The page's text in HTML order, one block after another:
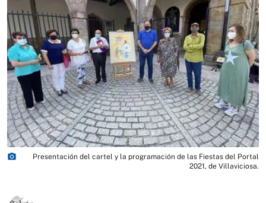
photo_camera
Presentación del cartel y la programación de las Fiestas del Portal
2021, de Villaviciosa.